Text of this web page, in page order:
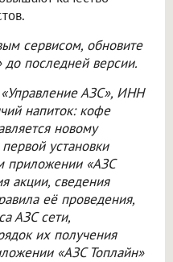
сервисом, обновите
последней версии.
АЗС», ИНН
напиток: кофе
новому
установки
приложении «АЗС
акции, сведения
её проведения,
АЗС сети,
их получения
«АЗС Топлайн»